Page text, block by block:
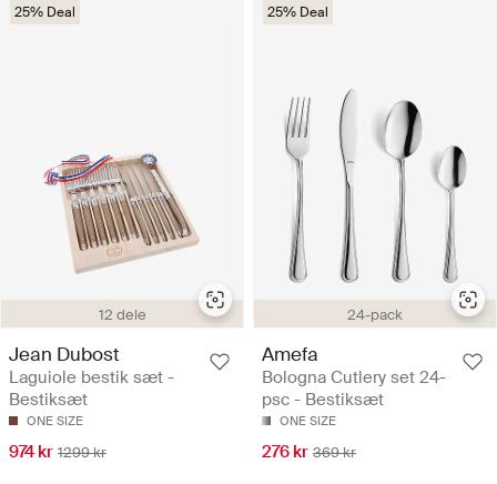
12 dele
25% Deal
Jean Dubost
Laguiole bestik sæt -
Bestiksæt
ONE SIZE
974 kr 1299 kr
24-pack
25% Deal
Amefa
Bologna Cutlery set 24-
psc - Bestiksæt
ONE SIZE
276 kr 369 kr